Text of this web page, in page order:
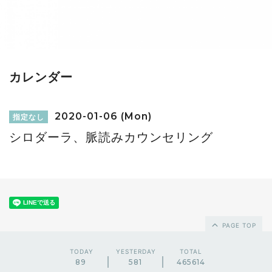
カレンダー
指定なし 2020-01-06 (Mon)
シロダーラ、脈読みカウンセリング
PAGE TOP
TODAY
89
YESTERDAY
581
TOTAL
465614